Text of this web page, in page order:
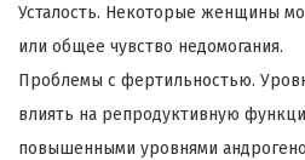
Усталость. Некоторые женщины
или общее чувство недомогания.
Проблемы с фертильностью.
влиять на репродуктивную
повышенными уровнями